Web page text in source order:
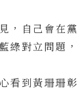
，自己會在
綠對立問題
看到黃珊珊